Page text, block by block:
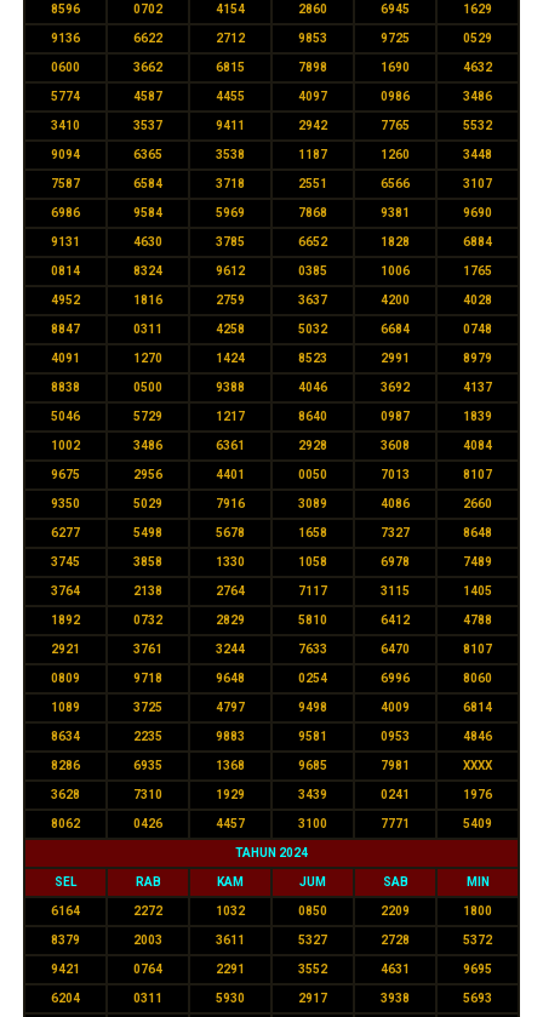
8596 0702 4154 2860 6945 1629
9136 6622 2712 9853 9725 0529
0600 3662 6815 7898 1690 4632
5774 4587 4455 4097 0986 3486
3410 3537 9411 2942 7765 5532
9094 6365 3538 1187 1260 3448
7587 6584 3718 2551 6566 3107
6986 9584 5969 7868 9381 9690
9131 4630 3785 6652 1828 6884
0814 8324 9612 0385 1006 1765
4952 1816 2759 3637 4200 4028
8847 0311 4258 5032 6684 0748
4091 1270 1424 8523 2991 8979
8838 0500 9388 4046 3692 4137
5046 5729 1217 8640 0987 1839
1002 3486 6361 2928 3608 4084
9675 2956 4401 0050 7013 8107
9350 5029 7916 3089 4086 2660
6277 5498 5678 1658 7327 8648
3745 3858 1330 1058 6978 7489
3764 2138 2764 7117 3115 1405
1892 0732 2829 5810 6412 4788
2921 3761 3244 7633 6470 8107
0809 9718 9648 0254 6996 8060
1089 3725 4797 9498 4009 6814
8634 2235 9883 9581 0953 4846
8286 6935 1368 9685 7981 XXXX
3628 7310 1929 3439 0241 1976
8062 0426 4457 3100 7771 5409
TAHUN 2024
SEL RAB KAM JUM SAB MIN
6164 2272 1032 0850 2209 1800
8379 2003 3611 5327 2728 5372
9421 0764 2291 3552 4631 9695
6204 0311 5930 2917 3938 5693